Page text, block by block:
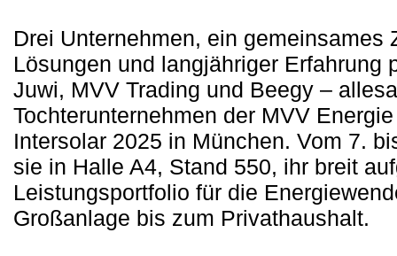
Drei Unternehmen, ein gemeinsames
Lösungen und langjähriger Erfahrung
Juwi, MVV Trading und Beegy –
Tochterunternehmen der MVV
Intersolar 2025 in München. Vom 7.
sie in Halle A4, Stand 550, ihr breit
Leistungsportfolio für die
Großanlage bis zum Privathaushalt.